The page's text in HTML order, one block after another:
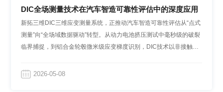
DIC全场测量技术在汽车智造可靠性评估中的深度应用
新拓三维DIC三维应变测量系统，正推动汽车智造可靠性评估从“点式
测量”向“全场域数据驱动”转型。从动力电池挤压测试中毫秒级的破裂
临界捕捉，到铝合金轮毂微米级应变梯度识别，DIC技术以非接触、
是概率，而是可追溯的工程语言。
2026-05-08